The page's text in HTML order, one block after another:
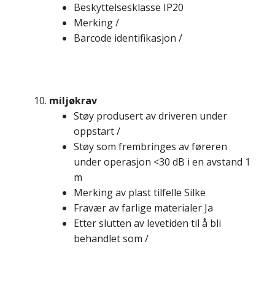
Beskyttelsesklasse IP20
Merking /
Barcode identifikasjon /
miljøkrav
Støy produsert av driveren under
oppstart /
Støy som frembringes av føreren
under operasjon <30 dB i en avstand 1
m
Merking av plast tilfelle Silke
Fravær av farlige materialer Ja
Etter slutten av levetiden til å bli
behandlet som /